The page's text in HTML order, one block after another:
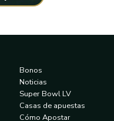
Bonos
Noticias
Super Bowl LV
Casas de apuestas
Cómo Apostar